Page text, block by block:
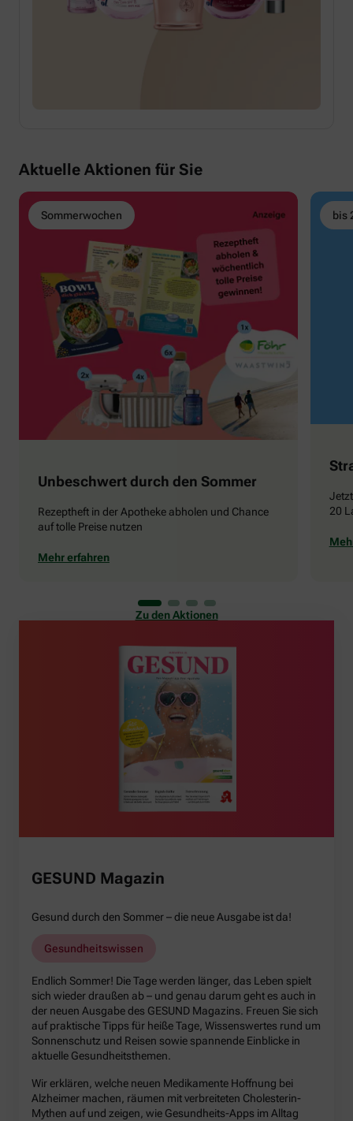
Aktuelle Aktionen für Sie
Sommerwochen
Unbeschwert durch den Sommer
Rezeptheft in der Apotheke abholen und Chance
auf tolle Preise nutzen
Mehr erfahren
bis
20
Zu den Aktionen
GESUND Magazin
Gesund durch den Sommer – die neue Ausgabe ist da!
Gesundheitswissen
Endlich Sommer! Die Tage werden länger, das Leben spielt
sich wieder draußen ab – und genau darum geht es auch in
der neuen Ausgabe des GESUND Magazins. Freuen Sie sich
auf praktische Tipps für heiße Tage, Wissenswertes rund um
Sonnenschutz und Reisen sowie spannende Einblicke in
aktuelle Gesundheitsthemen.
Wir erklären, welche neuen Medikamente Hoffnung bei
Alzheimer machen, räumen mit verbreiteten Cholesterin-
Mythen auf und zeigen, wie Gesundheits-Apps im Alltag